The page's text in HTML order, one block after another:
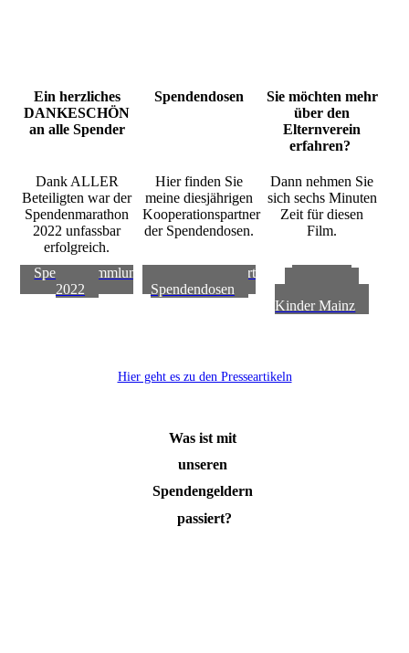
Ein herzliches
DANKESCHÖN
an alle Spender
Spendendosen
Sie möchten mehr
über den
Elternverein
erfahren?
Dank ALLER
Beteiligten war der
Spendenmarathon
2022 unfassbar
erfolgreich.
Hier finden Sie
meine diesjährigen
Kooperationspartner
der Spendendosen.
Dann nehmen Sie
sich sechs Minuten
Zeit für diesen
Film.
Spendensammlung
2022
Kooperationspartner
Spendendosen
Stiftung
Krebskranke
Kinder Mainz
Hier geht es zu den Presseartikeln
Was ist mit
unseren
Spendengeldern
passiert?